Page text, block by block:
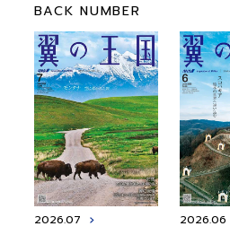
BACK NUMBER
2026.07 2026.06